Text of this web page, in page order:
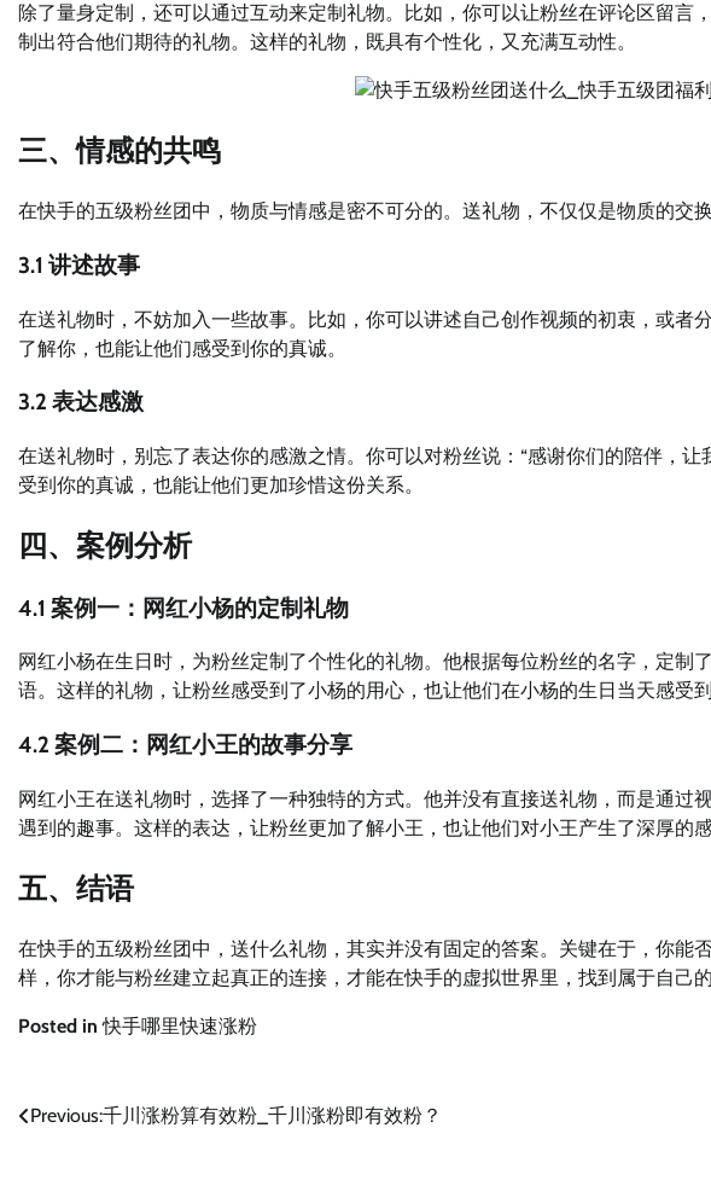
除了量身定制，还可以通过互动来定制礼物。比如，你可以让粉丝在评论区留言
制出符合他们期待的礼物。这样的礼物，既具有个性化，又充满互动性。
三、情感的共鸣
在快手的五级粉丝团中，物质与情感是密不可分的。送礼物，不仅仅是物质的交
3.1 讲述故事
在送礼物时，不妨加入一些故事。比如，你可以讲述自己创作视频的初衷，或者
了解你，也能让他们感受到你的真诚。
3.2 表达感激
在送礼物时，别忘了表达你的感激之情。你可以对粉丝说：“感谢你们的陪伴，
受到你的真诚，也能让他们更加珍惜这份关系。
四、案例分析
4.1 案例一：网红小杨的定制礼物
网红小杨在生日时，为粉丝定制了个性化的礼物。他根据每位粉丝的名字，定制
语。这样的礼物，让粉丝感受到了小杨的用心，也让他们在小杨的生日当天感受到
4.2 案例二：网红小王的故事分享
网红小王在送礼物时，选择了一种独特的方式。他并没有直接送礼物，而是通过
遇到的趣事。这样的表达，让粉丝更加了解小王，也让他们对小王产生了深厚的感
五、结语
在快手的五级粉丝团中，送什么礼物，其实并没有固定的答案。关键在于，你能
样，你才能与粉丝建立起真正的连接，才能在快手的虚拟世界里，找到属于自己的
Posted in快手哪里快速涨粉
文Previous:千川涨粉算有效粉_千川涨粉即有效粉？